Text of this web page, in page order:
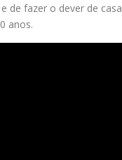
de fazer o dever de casa
anos.